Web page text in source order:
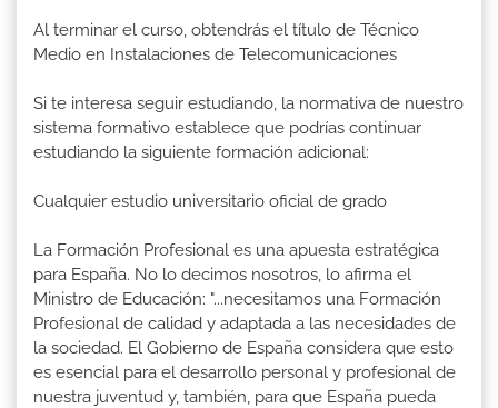
Al terminar el curso, obtendrás el título de Técnico
Medio en Instalaciones de Telecomunicaciones
Si te interesa seguir estudiando, la normativa de nuestro
sistema formativo establece que podrías continuar
estudiando la siguiente formación adicional:
Cualquier estudio universitario oficial de grado
La Formación Profesional es una apuesta estratégica
para España. No lo decimos nosotros, lo afirma el
Ministro de Educación: "...necesitamos una Formación
Profesional de calidad y adaptada a las necesidades de
la sociedad. El Gobierno de España considera que esto
es esencial para el desarrollo personal y profesional de
nuestra juventud y, también, para que España pueda